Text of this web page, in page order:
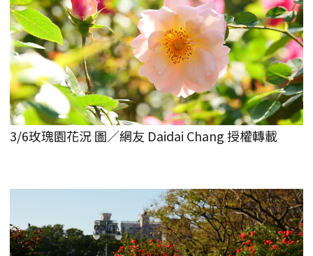
3/6玫瑰園花況 圖／網友 Daidai Chang 授權轉載